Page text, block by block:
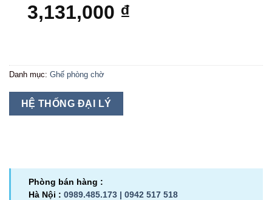
3,131,000 ₫
Danh mục: Ghế phòng chờ
HỆ THỐNG ĐẠI LÝ
Phòng bán hàng :
Hà Nội : 0989.485.173 | 0942 517 518